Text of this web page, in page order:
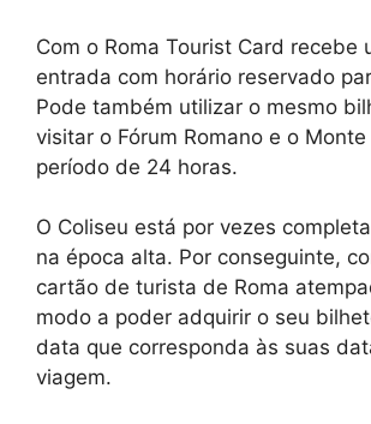
Com o Roma Tourist Card recebe
entrada com horário reservado
Pode também utilizar o mesmo
visitar o Fórum Romano e o
período de 24 horas.
O Coliseu está por vezes
na época alta. Por conseguinte,
cartão de turista de Roma
modo a poder adquirir o seu
data que corresponda às suas
viagem.